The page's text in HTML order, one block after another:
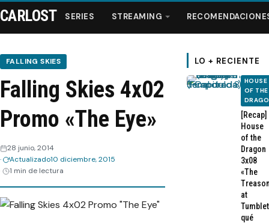
Series
Streaming
Recomendaciones
Videos
CARLOST SERIES STREAMING
FALLING SKIES
Falling Skies 4x02
Promo «The Eye»
28 junio, 2014
Actualizado10 diciembre, 2015
1 min de lectura
LO + RECIENTE
HOUSE
OF THE
[Recap]
House
of the
Dragon
3x08
«The
at
qué